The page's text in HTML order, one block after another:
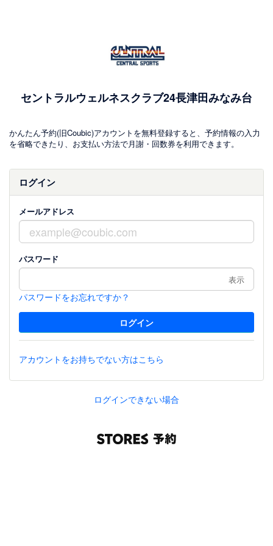
セントラルウェルネスクラブ24長津田みなみ台
かんたん予約(旧Coubic)アカウントを無料登録すると、予約情報の入力
を省略できたり、お支払い方法で月謝・回数券を利用できます。
ログイン
メールアドレス
パスワード
表示
パスワードをお忘れですか？
アカウントをお持ちでない方はこちら
ログインできない場合